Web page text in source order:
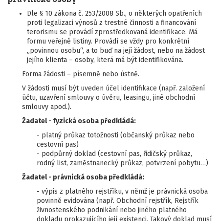
Dle § 10 zákona č. 253/2008 Sb., o některých opatřeních
proti legalizaci výnosů z trestné činnosti a financování
terorismu se provádí zprostředkovaná identifikace. Má
formu veřejné listiny. Provádí se vždy pro konkrétní
„povinnou osobu“, a to buď na její žádost, nebo na žádost
jejího klienta – osoby, která má být identifikována.
Forma žádosti – písemně nebo ústně.
V žádosti musí být uveden účel identifikace (např. založení
účtu, uzavření smlouvy o úvěru, leasingu, jiné obchodní
smlouvy apod.).
Žadatel - fyzická osoba předkládá:
- platný průkaz totožnosti (občanský průkaz nebo
cestovní pas)
- podpůrný doklad (cestovní pas, řidičský průkaz,
rodný list, zaměstnanecký průkaz, potvrzení pobytu…)
Žadatel - právnická osoba předkládá:
- výpis z platného rejstříku, v němž je právnická osoba
povinně evidována (např. Obchodní rejstřík, Rejstřík
živnostenského podnikání nebo jiného platného
dokladu prokazujícího její existenci. Takový doklad musí